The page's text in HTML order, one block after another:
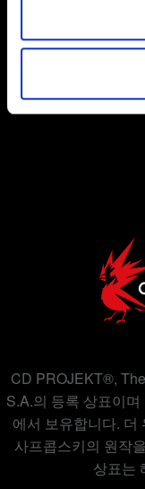
환경을 개선하기
미디어를 통해 사용
파악하기 위해 쿠키
있습니다. 물론, 이
경우에는 사용자의
"Settings" 메뉴에
CD PROJEKT®,
S.A.의 등록 상표이
에서 보유합니다. 더
사프콥스키의 원작
상표는